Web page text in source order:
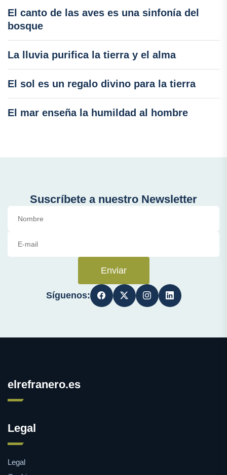
El canto de las aves es una sinfonía del
bosque
La lluvia purifica la tierra y el alma
El sol es un regalo divino para la tierra
El mar enseña la humildad al hombre
Suscríbete a nuestro Newsletter
Enviar
Síguenos:
elrefranero.es
Legal
Legal